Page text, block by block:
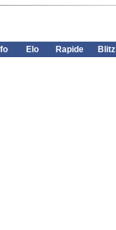
Elo Rapide Blitz